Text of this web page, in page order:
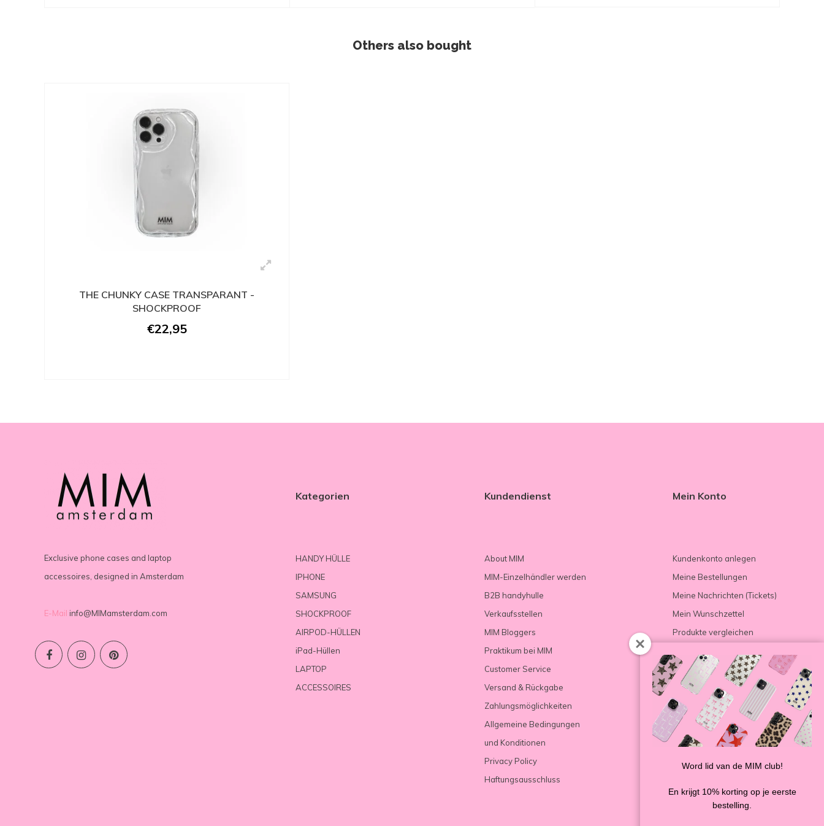
Others also bought
THE CHUNKY CASE TRANSPARANT -
SHOCKPROOF
€22,95
Exclusive phone cases and laptop
accessoires, designed in Amsterdam
E-Mail info@MIMamsterdam.com
Kategorien
HANDY HÜLLE
IPHONE
SAMSUNG
SHOCKPROOF
AIRPOD-HÜLLEN
iPad-Hüllen
LAPTOP
ACCESSOIRES
Kundendienst
About MIM
MIM-Einzelhändler werden
B2B handyhulle
Verkaufsstellen
MIM Bloggers
Praktikum bei MIM
Customer Service
Versand & Rückgabe
Zahlungsmöglichkeiten
Allgemeine Bedingungen
und Konditionen
Privacy Policy
Haftungsausschluss
Mein Konto
Kundenkonto anlegen
Meine Bestellungen
Meine Nachrichten (Tickets)
Mein Wunschzettel
Produkte vergleichen
Word lid van de MIM club!
En krijgt 10% korting op je eerste
bestelling.